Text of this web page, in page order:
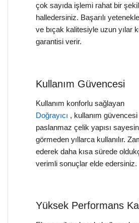
çok sayıda işlemi rahat bir
halledersiniz. Başarılı
ve bıçak kalitesiyle uzun yılar
garantisi verir.
Kullanım Güvencesi
Kullanım konforlu sağlayan
Doğrayıcı , kullanım
paslanmaz çelik yapısı
görmeden yıllarca kullanılır.
ederek daha kısa sürede
verimli sonuçlar elde edersiniz.
Yüksek Performans